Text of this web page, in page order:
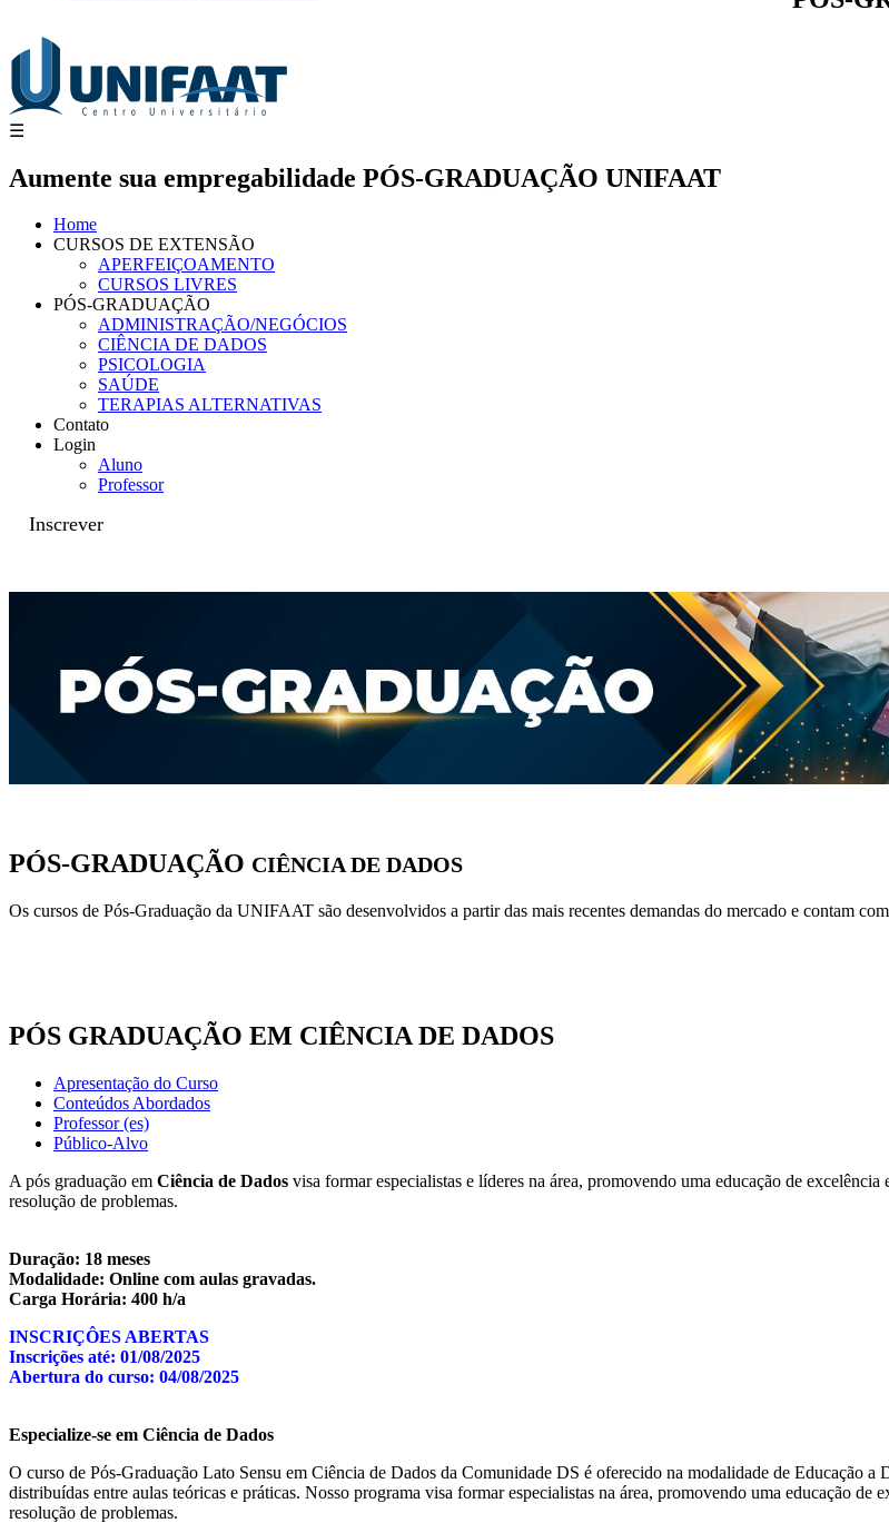
☰
Aumente sua empregabilidade PÓS-GRADUAÇÃO UNIFAAT
Home
CURSOS DE EXTENSÃO
APERFEIÇOAMENTO
CURSOS LIVRES
PÓS-GRADUAÇÃO
ADMINISTRAÇÃO/NEGÓCIOS
CIÊNCIA DE DADOS
PSICOLOGIA
SAÚDE
TERAPIAS ALTERNATIVAS
Contato
Login
Aluno
Professor
Inscrever
PÓS-GRADUAÇÃO CIÊNCIA DE DADOS
Os cursos de Pós-Graduação da UNIFAAT são desenvolvidos a partir das mais recentes demandas do mercado e contam
PÓS GRADUAÇÃO EM CIÊNCIA DE DADOS
Apresentação do Curso
Conteúdos Abordados
Professor (es)
Público-Alvo
A pós graduação em Ciência de Dados visa formar especialistas e líderes na área, promovendo uma educação de
resolução de problemas.
Duração: 18 meses
Modalidade: Online com aulas gravadas.
Carga Horária: 400 h/a
INSCRIÇÔES ABERTAS
Inscrições até: 01/08/2025
Abertura do curso: 04/08/2025
Especialize-se em Ciência de Dados
O curso de Pós-Graduação Lato Sensu em Ciência de Dados da Comunidade DS é oferecido na modalidade de Educação
distribuídas entre aulas teóricas e práticas. Nosso programa visa formar especialistas na área, promovendo uma educação
resolução de problemas.